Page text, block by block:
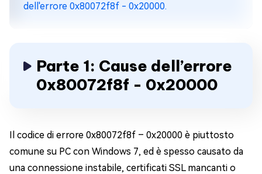
dell'errore 0x80072f8f - 0x20000.
Parte 1: Cause dell’errore
0x80072f8f - 0x20000
Il codice di errore 0x80072f8f – 0x20000 è piuttosto
comune su PC con Windows 7, ed è spesso causato da
una connessione instabile, certificati SSL mancanti o